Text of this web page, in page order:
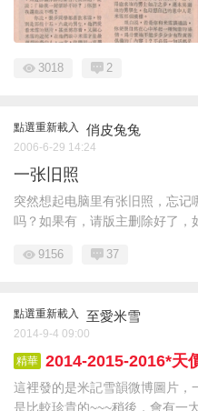
3018 2
點選重新載入 俏皮兔兔
2006-6-29 14:24
一张旧照
突然想起电脑里有张旧照，忘
吗？如果有，请版主删除好了，
9156 37
點選重新載入 至愛米雪
2014-9-4 09:00
精華 2014-2015-2016*天
這裡發的是米記雪韻微博圖片
是比較珍貴的~~~稍後，會有一大